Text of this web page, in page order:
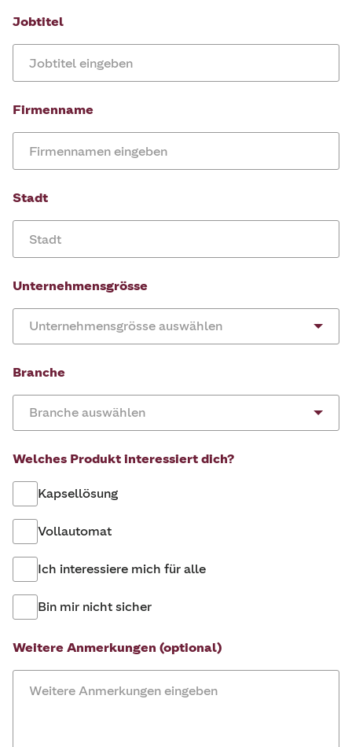
Jobtitel
Firmenname
Stadt
Unternehmensgrösse
Unternehmensgrösse auswählen
Branche
Branche auswählen
Welches Produkt interessiert dich?
Kapsellösung
Vollautomat
Ich interessiere mich für alle
Bin mir nicht sicher
Weitere Anmerkungen (optional)